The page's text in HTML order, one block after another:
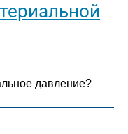
давление?